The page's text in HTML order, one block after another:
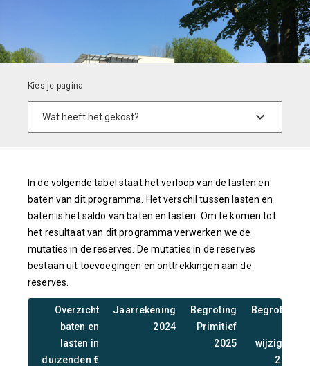
In de volgende tabel staat het verloop van de lasten en
baten van dit programma. Het verschil tussen lasten en
baten is het saldo van baten en lasten. Om te komen tot
het resultaat van dit programma verwerken we de
mutaties in de reserves. De mutaties in de reserves
bestaan uit toevoegingen en onttrekkingen aan de
reserves.
Overzicht
baten en
lasten in
duizenden €
Jaarrekening
2024
Begroting
Primitief
2025
Begroting
wijziging
2025